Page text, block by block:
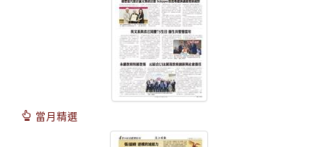
當月精選